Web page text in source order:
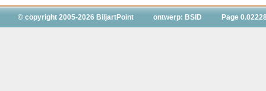
© copyright 2005-2026 BiljartPoint ontwerp: BSID Page